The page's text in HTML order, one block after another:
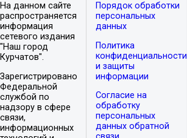
На данном сайте
распространяется
информация
сетевого издания
"Наш город
Курчатов".
Зарегистрировано
Федеральной
службой по
надзору в сфере
связи,
информационных
Порядок обработки
персональных
данных
Политика
конфиденциальности
и защиты
информации
Согласие на
обработку
персональных
данных обратной